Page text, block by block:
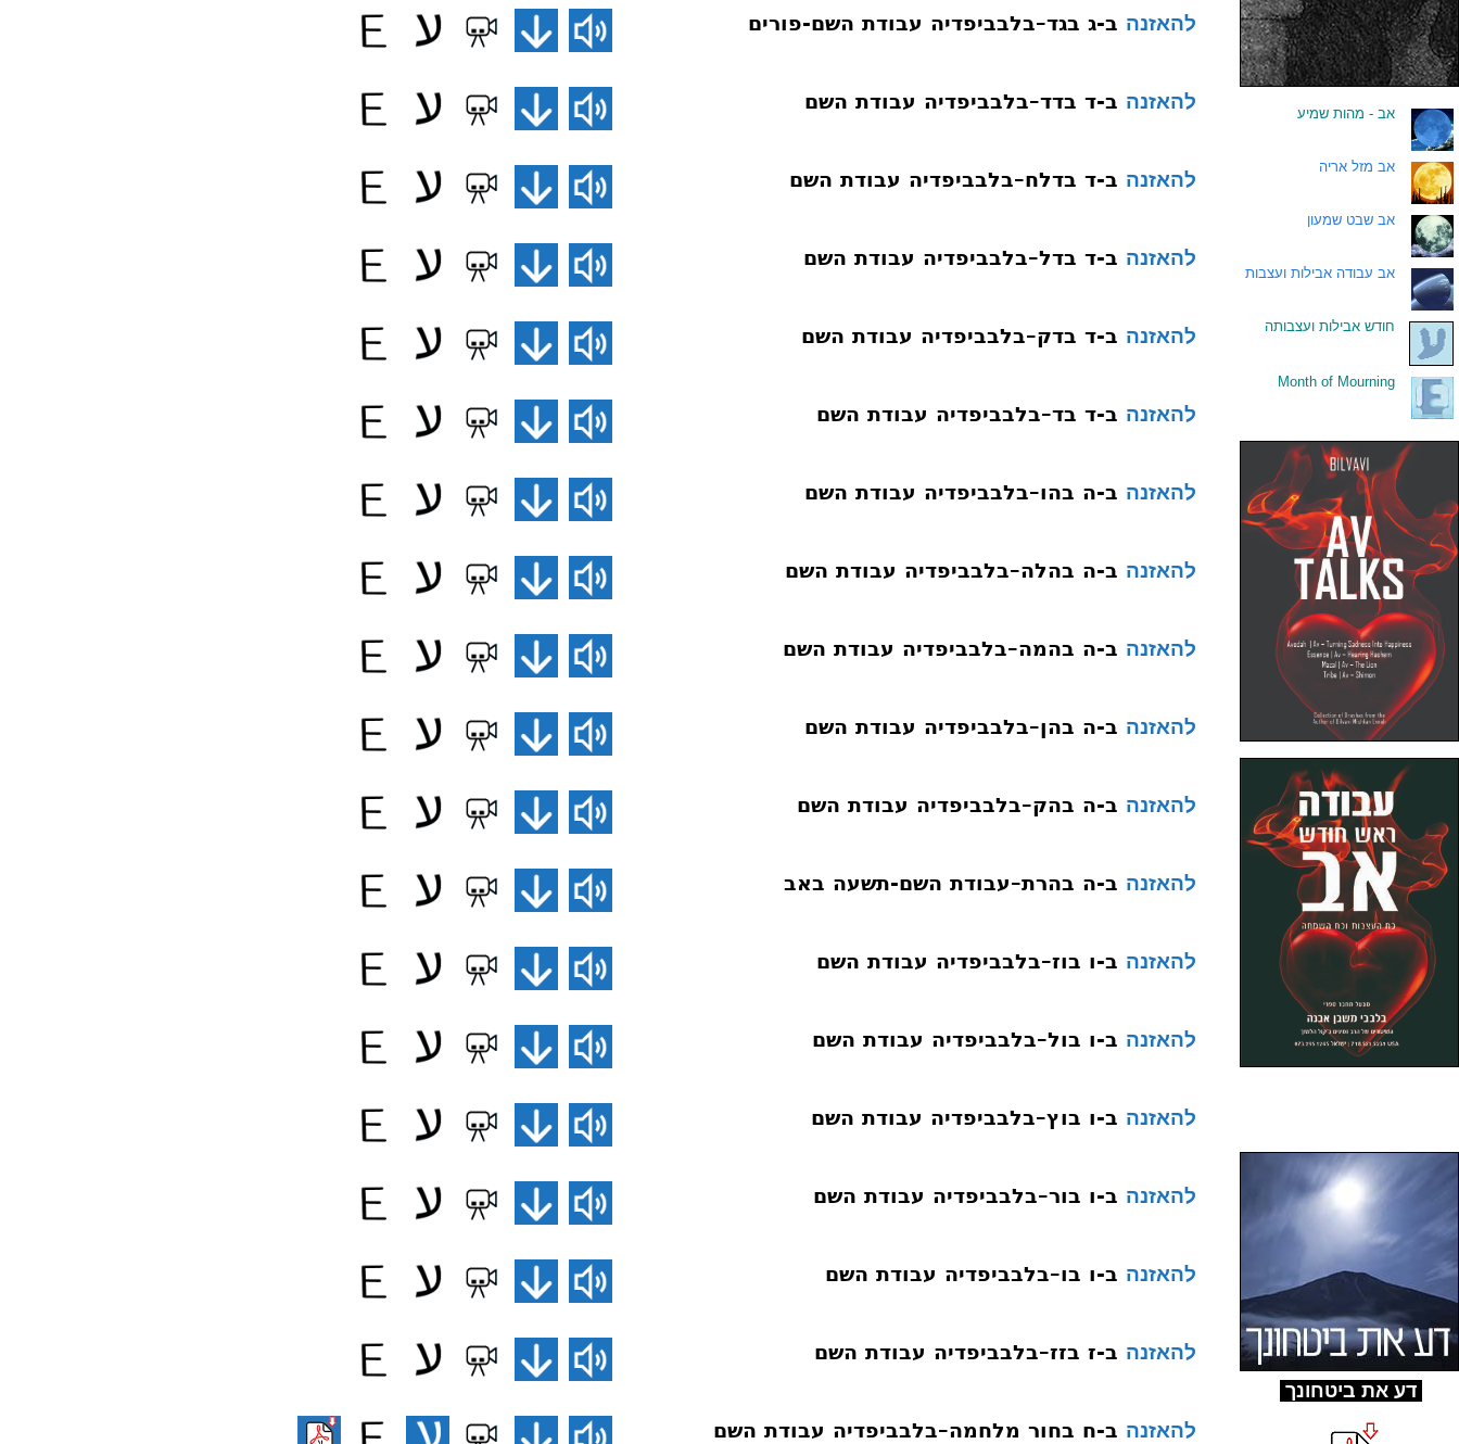
להאזנה ב-ג בגד–בלבביפדיה עבודת השם-פורים
להאזנה ב-ד בדד–בלבביפדיה עבודת השם
להאזנה ב-ד בדלח–בלבביפדיה עבודת השם
להאזנה ב-ד בדל–בלבביפדיה עבודת השם
להאזנה ב-ד בדק–בלבביפדיה עבודת השם
להאזנה ב-ד בד–בלבביפדיה עבודת השם
להאזנה ב-ה בהו–בלבביפדיה עבודת השם
להאזנה ב-ה בהלה–בלבביפדיה עבודת השם
להאזנה ב-ה בהמה–בלבביפדיה עבודת השם
להאזנה ב-ה בהן–בלבביפדיה עבודת השם
להאזנה ב-ה בהק–בלבביפדיה עבודת השם
להאזנה ב-ה בהרת–עבודת השם-תשעה באב
להאזנה ב-ו בוז–בלבביפדיה עבודת השם
להאזנה ב-ו בול–בלבביפדיה עבודת השם
להאזנה ב-ו בוץ–בלבביפדיה עבודת השם
להאזנה ב-ו בור–בלבביפדיה עבודת השם
להאזנה ב-ו בו–בלבביפדיה עבודת השם
להאזנה ב-ז בזז–בלבביפדיה עבודת השם
להאזנה ב-ח בחור מלחמה–בלבביפדיה עבודת השם
אב - מהות שמיע
אב מזל אריה
אב שבט שמעון
אב עבודה אבילות ועצבות
חודש אבילות ועצבותה
Month of Mourning
דע את ביטחונך